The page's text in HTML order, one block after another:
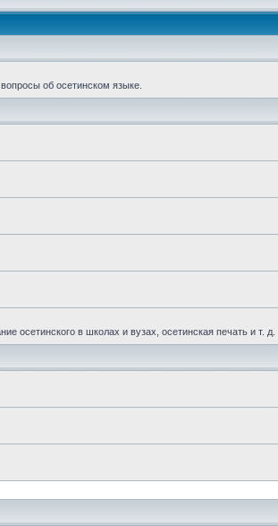
об осетинском языке.
осетинского в школах и вузах, осетинская печать и т. д.